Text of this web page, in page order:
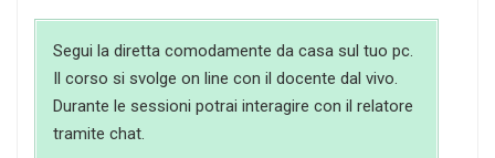
Segui la diretta comodamente da casa sul tuo pc.
Il corso si svolge on line con il docente dal vivo.
Durante le sessioni potrai interagire con il relatore
tramite chat.